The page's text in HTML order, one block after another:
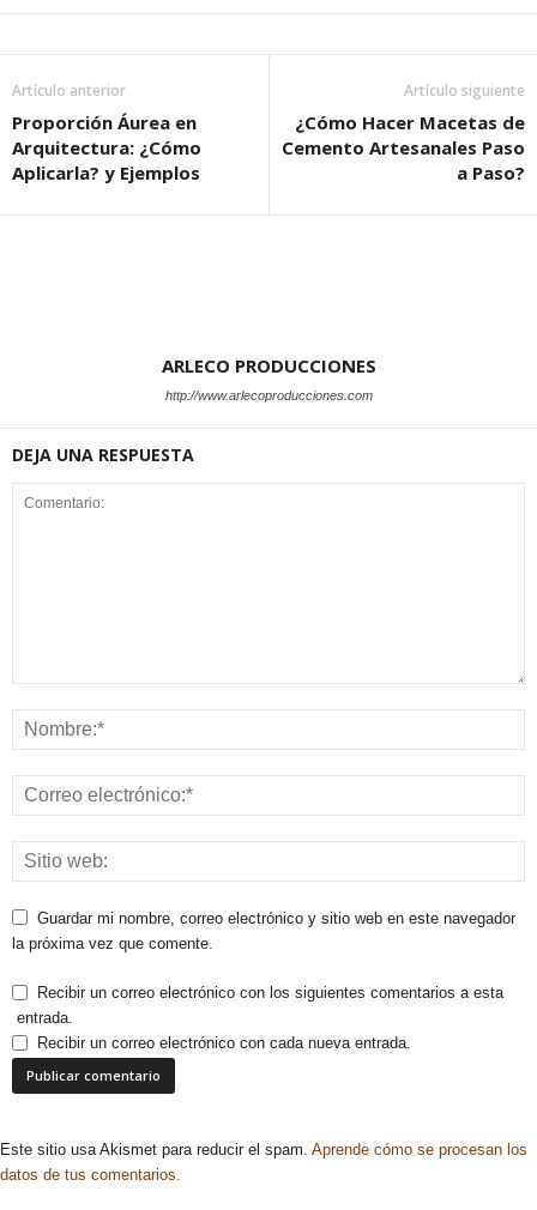
Artículo anterior
Proporción Áurea en
Arquitectura: ¿Cómo
Aplicarla? y Ejemplos
Artículo siguiente
¿Cómo Hacer Macetas de
Cemento Artesanales Paso
a Paso?
ARLECO PRODUCCIONES
http://www.arlecoproducciones.com
DEJA UNA RESPUESTA
Guardar mi nombre, correo electrónico y sitio web en este navegador
la próxima vez que comente.
Recibir un correo electrónico con los siguientes comentarios a esta
entrada.
Recibir un correo electrónico con cada nueva entrada.
Este sitio usa Akismet para reducir el spam. Aprende cómo se procesan los
datos de tus comentarios.